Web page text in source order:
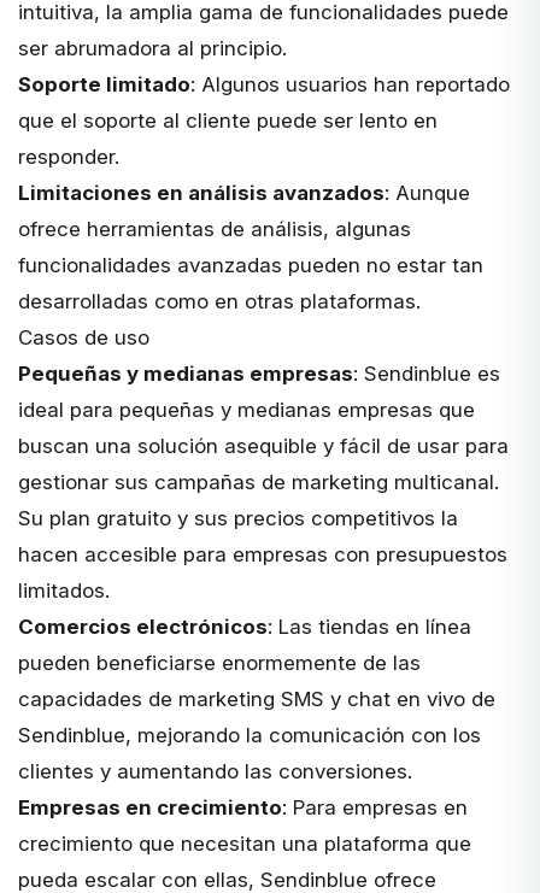
intuitiva, la amplia gama de funcionalidades puede
ser abrumadora al principio.
Soporte limitado: Algunos usuarios han reportado
que el soporte al cliente puede ser lento en
responder.
Limitaciones en análisis avanzados: Aunque
ofrece herramientas de análisis, algunas
funcionalidades avanzadas pueden no estar tan
desarrolladas como en otras plataformas.
Casos de uso
Pequeñas y medianas empresas: Sendinblue es
ideal para pequeñas y medianas empresas que
buscan una solución asequible y fácil de usar para
gestionar sus campañas de marketing multicanal.
Su plan gratuito y sus precios competitivos la
hacen accesible para empresas con presupuestos
limitados.
Comercios electrónicos: Las tiendas en línea
pueden beneficiarse enormemente de las
capacidades de marketing SMS y chat en vivo de
Sendinblue, mejorando la comunicación con los
clientes y aumentando las conversiones.
Empresas en crecimiento: Para empresas en
crecimiento que necesitan una plataforma que
pueda escalar con ellas, Sendinblue ofrece